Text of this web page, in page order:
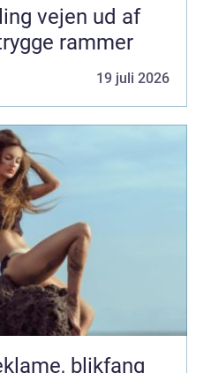
af
rammer
19 juli 2026